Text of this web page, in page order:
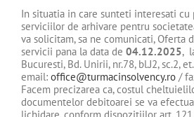
In situatia in care sunteti interesati cu
serviciilor de arhivare pentru
va solicitam, sa ne comunicati, Oferta
servicii pana la data de 04.12.2025,
Bucuresti, Bd. Unirii, nr.78, bl.J2, sc.2,
email: office@turmacinsolvency.ro /
Facem precizarea ca, costul
documentelor debitoarei se va